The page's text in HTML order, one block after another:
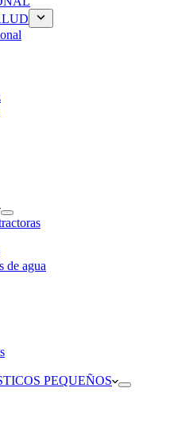
de agua
PEQUEÑOS